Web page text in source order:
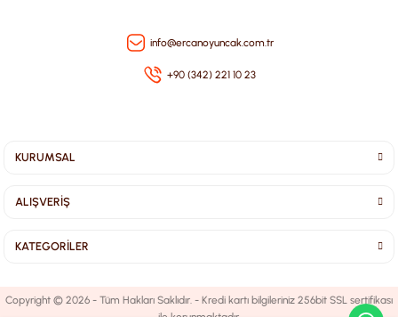
info@ercanoyuncak.com.tr
+90 (342) 221 10 23
KURUMSAL
ALIŞVERİŞ
KATEGORİLER
Copyright © 2026 - Tüm Hakları Saklıdır. - Kredi kartı bilgileriniz 256bit SSL sertifikası